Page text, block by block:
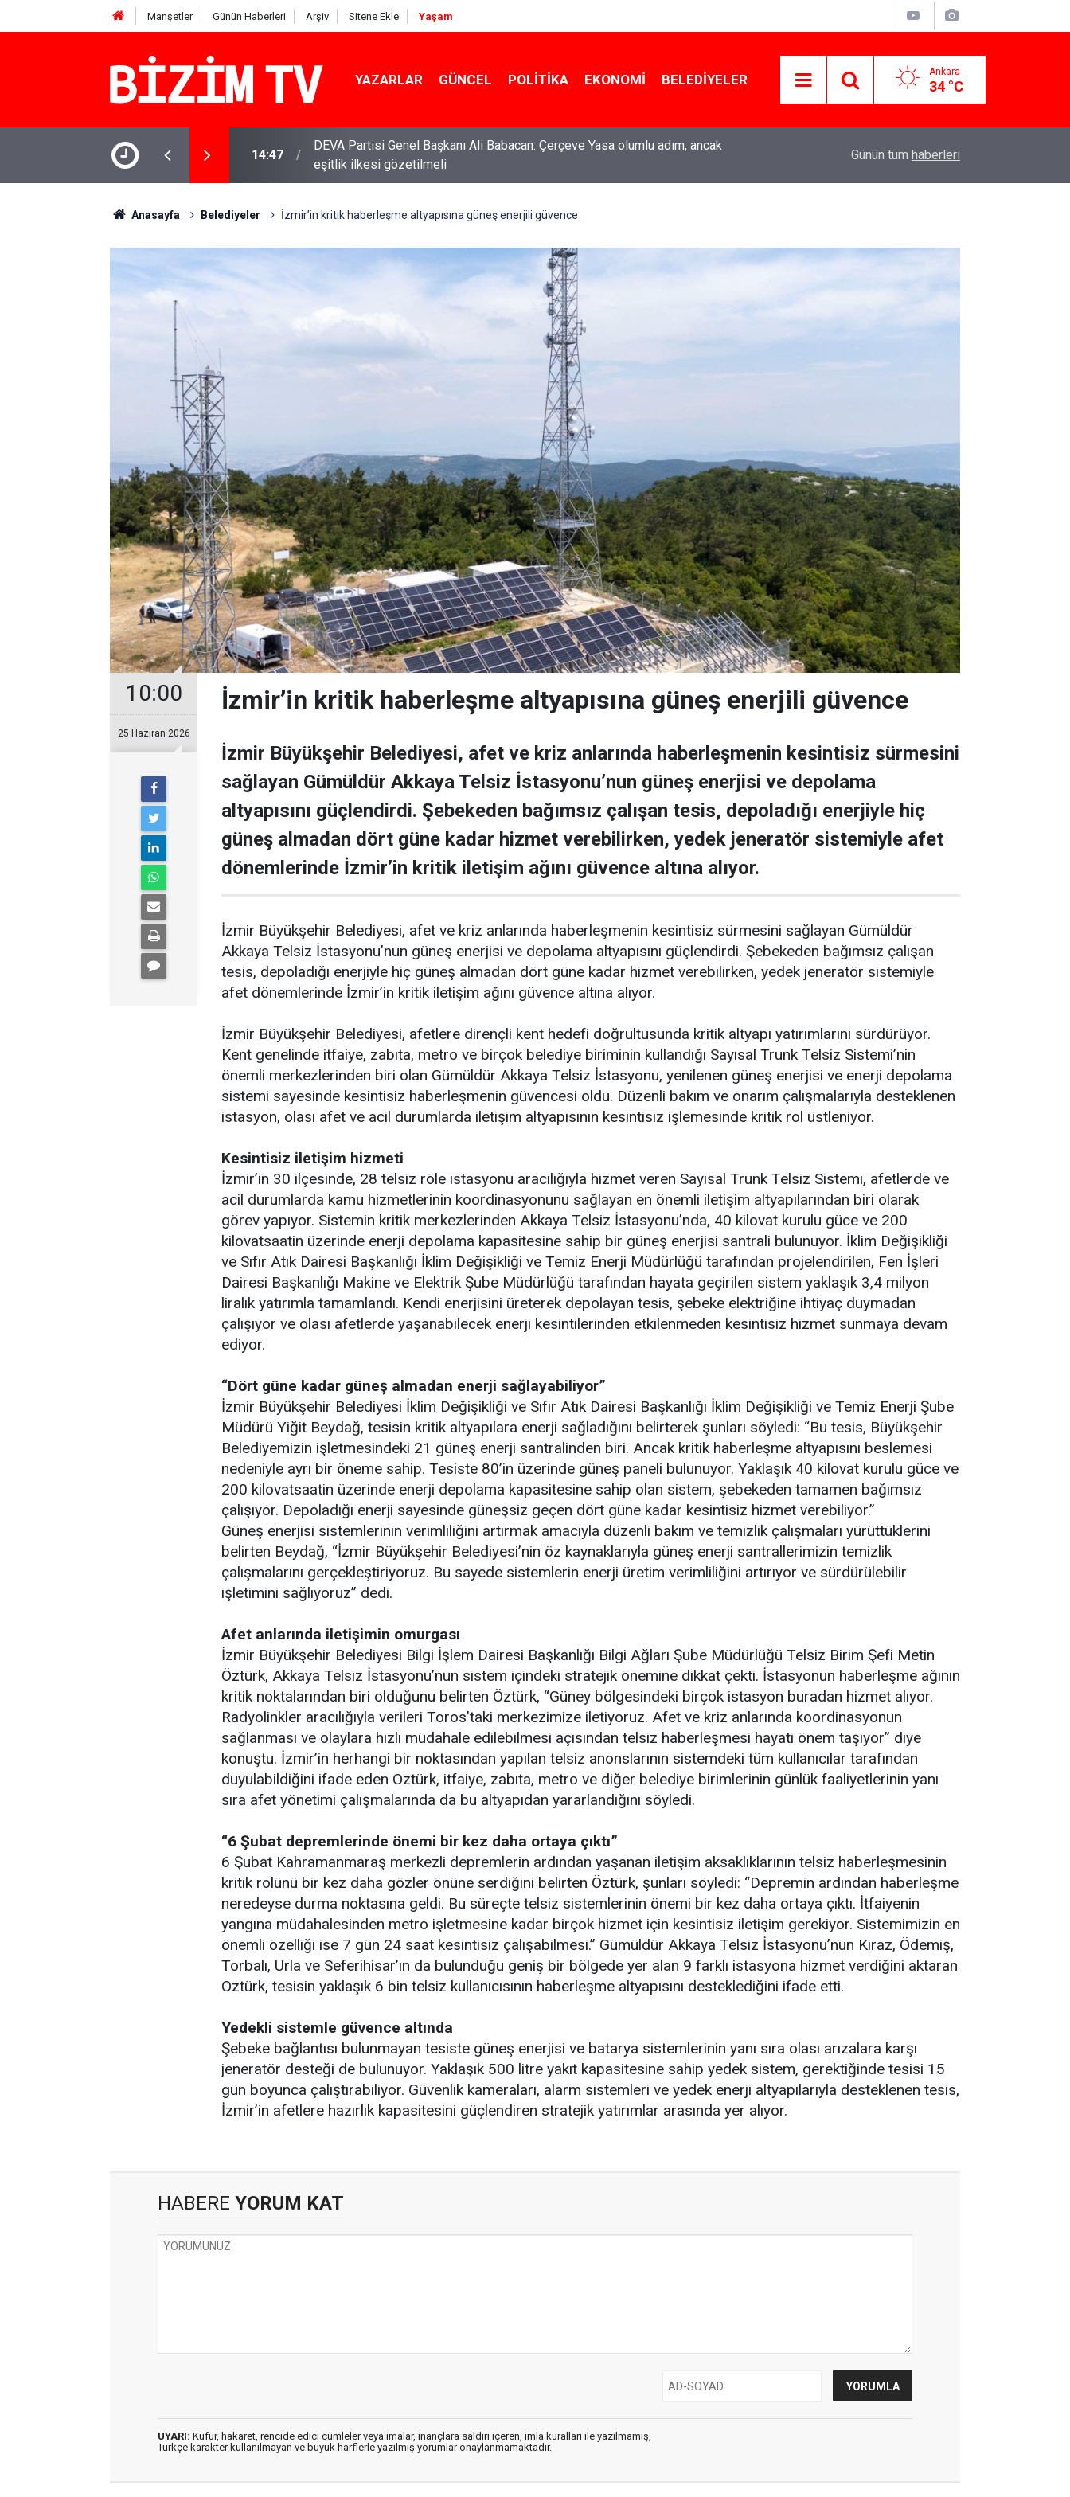
Manşetler Günün Haberleri Arşiv Sitene Ekle Yaşam
YAZARLAR GÜNCEL POLITIKA EKONOMI BELEDIYELER Ankara
34 °C
Çerçeve Yasa olumlu adım, ancak
11:51
YENİ Parti Genel Başkanı Özgür Özel: “Şehit ailelerinin, gazilerin yanına
varamayacağımız, gözüne bakamayacağımız işlerin içinde olmayız”
operasyon geliyor!
Günün tüm haberleri
Anasayfa Belediyeler İzmir’in kritik haberleşme altyapısına güneş enerjili güvence
10:00
25 Haziran 2026
İzmir’in kritik haberleşme altyapısına güneş enerjili güvence
İzmir Büyükşehir Belediyesi, afet ve kriz anlarında haberleşmenin kesintisiz sürmesini
sağlayan Gümüldür Akkaya Telsiz İstasyonu’nun güneş enerjisi ve depolama
altyapısını güçlendirdi. Şebekeden bağımsız çalışan tesis, depoladığı enerjiyle hiç
güneş almadan dört güne kadar hizmet verebilirken, yedek jeneratör sistemiyle afet
dönemlerinde İzmir’in kritik iletişim ağını güvence altına alıyor.
İzmir Büyükşehir Belediyesi, afet ve kriz anlarında haberleşmenin kesintisiz sürmesini sağlayan Gümüldür
Akkaya Telsiz İstasyonu’nun güneş enerjisi ve depolama altyapısını güçlendirdi. Şebekeden bağımsız çalışan
tesis, depoladığı enerjiyle hiç güneş almadan dört güne kadar hizmet verebilirken, yedek jeneratör sistemiyle
afet dönemlerinde İzmir’in kritik iletişim ağını güvence altına alıyor.
İzmir Büyükşehir Belediyesi, afetlere dirençli kent hedefi doğrultusunda kritik altyapı yatırımlarını sürdürüyor.
Kent genelinde itfaiye, zabıta, metro ve birçok belediye biriminin kullandığı Sayısal Trunk Telsiz Sistemi’nin
önemli merkezlerinden biri olan Gümüldür Akkaya Telsiz İstasyonu, yenilenen güneş enerjisi ve enerji depolama
sistemi sayesinde kesintisiz haberleşmenin güvencesi oldu. Düzenli bakım ve onarım çalışmalarıyla desteklenen
istasyon, olası afet ve acil durumlarda iletişim altyapısının kesintisiz işlemesinde kritik rol üstleniyor.
Kesintisiz iletişim hizmeti
İzmir’in 30 ilçesinde, 28 telsiz röle istasyonu aracılığıyla hizmet veren Sayısal Trunk Telsiz Sistemi, afetlerde ve
acil durumlarda kamu hizmetlerinin koordinasyonunu sağlayan en önemli iletişim altyapılarından biri olarak
görev yapıyor. Sistemin kritik merkezlerinden Akkaya Telsiz İstasyonu’nda, 40 kilovat kurulu güce ve 200
kilovatsaatin üzerinde enerji depolama kapasitesine sahip bir güneş enerjisi santrali bulunuyor. İklim Değişikliği
ve Sıfır Atık Dairesi Başkanlığı İklim Değişikliği ve Temiz Enerji Müdürlüğü tarafından projelendirilen, Fen İşleri
Dairesi Başkanlığı Makine ve Elektrik Şube Müdürlüğü tarafından hayata geçirilen sistem yaklaşık 3,4 milyon
liralık yatırımla tamamlandı. Kendi enerjisini üreterek depolayan tesis, şebeke elektriğine ihtiyaç duymadan
çalışıyor ve olası afetlerde yaşanabilecek enerji kesintilerinden etkilenmeden kesintisiz hizmet sunmaya devam
ediyor.
“Dört güne kadar güneş almadan enerji sağlayabiliyor”
İzmir Büyükşehir Belediyesi İklim Değişikliği ve Sıfır Atık Dairesi Başkanlığı İklim Değişikliği ve Temiz Enerji Şube
Müdürü Yiğit Beydağ, tesisin kritik altyapılara enerji sağladığını belirterek şunları söyledi: “Bu tesis, Büyükşehir
Belediyemizin işletmesindeki 21 güneş enerji santralinden biri. Ancak kritik haberleşme altyapısını beslemesi
nedeniyle ayrı bir öneme sahip. Tesiste 80’in üzerinde güneş paneli bulunuyor. Yaklaşık 40 kilovat kurulu güce ve
200 kilovatsaatin üzerinde enerji depolama kapasitesine sahip olan sistem, şebekeden tamamen bağımsız
çalışıyor. Depoladığı enerji sayesinde güneşsiz geçen dört güne kadar kesintisiz hizmet verebiliyor.”
Güneş enerjisi sistemlerinin verimliliğini artırmak amacıyla düzenli bakım ve temizlik çalışmaları yürüttüklerini
belirten Beydağ, “İzmir Büyükşehir Belediyesi’nin öz kaynaklarıyla güneş enerji santrallerimizin temizlik
çalışmalarını gerçekleştiriyoruz. Bu sayede sistemlerin enerji üretim verimliliğini artırıyor ve sürdürülebilir
işletimini sağlıyoruz” dedi.
Afet anlarında iletişimin omurgası
İzmir Büyükşehir Belediyesi Bilgi İşlem Dairesi Başkanlığı Bilgi Ağları Şube Müdürlüğü Telsiz Birim Şefi Metin
Öztürk, Akkaya Telsiz İstasyonu’nun sistem içindeki stratejik önemine dikkat çekti. İstasyonun haberleşme ağının
kritik noktalarından biri olduğunu belirten Öztürk, “Güney bölgesindeki birçok istasyon buradan hizmet alıyor.
Radyolinkler aracılığıyla verileri Toros’taki merkezimize iletiyoruz. Afet ve kriz anlarında koordinasyonun
sağlanması ve olaylara hızlı müdahale edilebilmesi açısından telsiz haberleşmesi hayati önem taşıyor” diye
konuştu. İzmir’in herhangi bir noktasından yapılan telsiz anonslarının sistemdeki tüm kullanıcılar tarafından
duyulabildiğini ifade eden Öztürk, itfaiye, zabıta, metro ve diğer belediye birimlerinin günlük faaliyetlerinin yanı
sıra afet yönetimi çalışmalarında da bu altyapıdan yararlandığını söyledi.
“6 Şubat depremlerinde önemi bir kez daha ortaya çıktı”
6 Şubat Kahramanmaraş merkezli depremlerin ardından yaşanan iletişim aksaklıklarının telsiz haberleşmesinin
kritik rolünü bir kez daha gözler önüne serdiğini belirten Öztürk, şunları söyledi: “Depremin ardından haberleşme
neredeyse durma noktasına geldi. Bu süreçte telsiz sistemlerinin önemi bir kez daha ortaya çıktı. İtfaiyenin
yangına müdahalesinden metro işletmesine kadar birçok hizmet için kesintisiz iletişim gerekiyor. Sistemimizin en
önemli özelliği ise 7 gün 24 saat kesintisiz çalışabilmesi.” Gümüldür Akkaya Telsiz İstasyonu’nun Kiraz, Ödemiş,
Torbalı, Urla ve Seferihisar’ın da bulunduğu geniş bir bölgede yer alan 9 farklı istasyona hizmet verdiğini aktaran
Öztürk, tesisin yaklaşık 6 bin telsiz kullanıcısının haberleşme altyapısını desteklediğini ifade etti.
Yedekli sistemle güvence altında
Şebeke bağlantısı bulunmayan tesiste güneş enerjisi ve batarya sistemlerinin yanı sıra olası arızalara karşı
jeneratör desteği de bulunuyor. Yaklaşık 500 litre yakıt kapasitesine sahip yedek sistem, gerektiğinde tesisi 15
gün boyunca çalıştırabiliyor. Güvenlik kameraları, alarm sistemleri ve yedek enerji altyapılarıyla desteklenen tesis,
İzmir’in afetlere hazırlık kapasitesini güçlendiren stratejik yatırımlar arasında yer alıyor.
HABERE YORUM KAT
UYARI: Küfür, hakaret, rencide edici cümleler veya imalar, inançlara saldırı içeren, imla kuralları ile yazılmamış,
Türkçe karakter kullanılmayan ve büyük harflerle yazılmış yorumlar onaylanmamaktadır.